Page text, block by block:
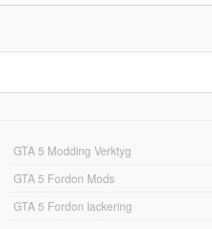
GTA 5 Modding Verktyg
GTA 5 Fordon Mods
GTA 5 Fordon lackering